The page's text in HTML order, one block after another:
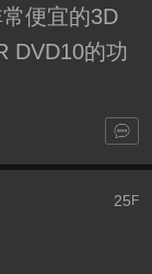
便宜的3D
DVD10的功
25 F